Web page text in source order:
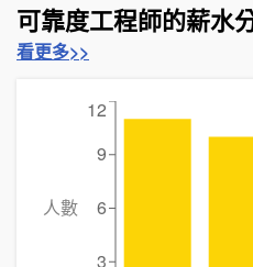
可靠度工程師的薪水
看更多>>
3
6
9
12
人數